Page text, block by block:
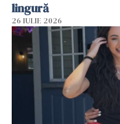
lingură
26 IULIE 2026